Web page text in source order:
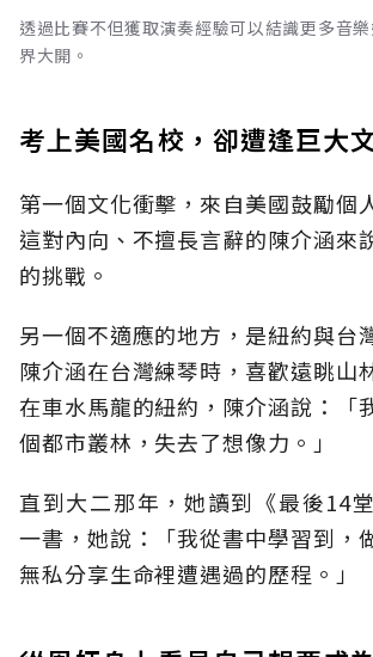
透過比賽不但獲取演奏經驗可以結識更多音
界大開。
考上美國名校，卻遭逢巨大
第一個文化衝擊，來自美國鼓勵個
這對內向、不擅長言辭的陳介涵來
的挑戰。
另一個不適應的地方，是紐約與台
陳介涵在台灣練琴時，喜歡遠眺山
在車水馬龍的紐約，陳介涵說：「
個都市叢林，失去了想像力。」
直到大二那年，她讀到《最後14
一書，她說：「我從書中學習到，
無私分享生命裡遭遇過的歷程。」